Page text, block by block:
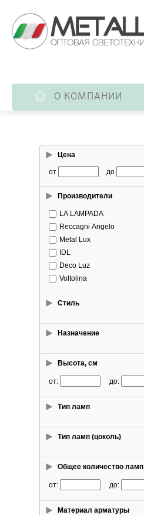
О КОМПАНИИ
Цена
от до
Производители
LA LAMPADA
Reccagni Angelo
Metal Lux
IDL
Deco Luz
Voltolina
Стиль
Назначение
Высота, см
от: до:
Тип ламп
Тип ламп (цоколь)
Общее количество ламп
от: до:
Материал арматуры